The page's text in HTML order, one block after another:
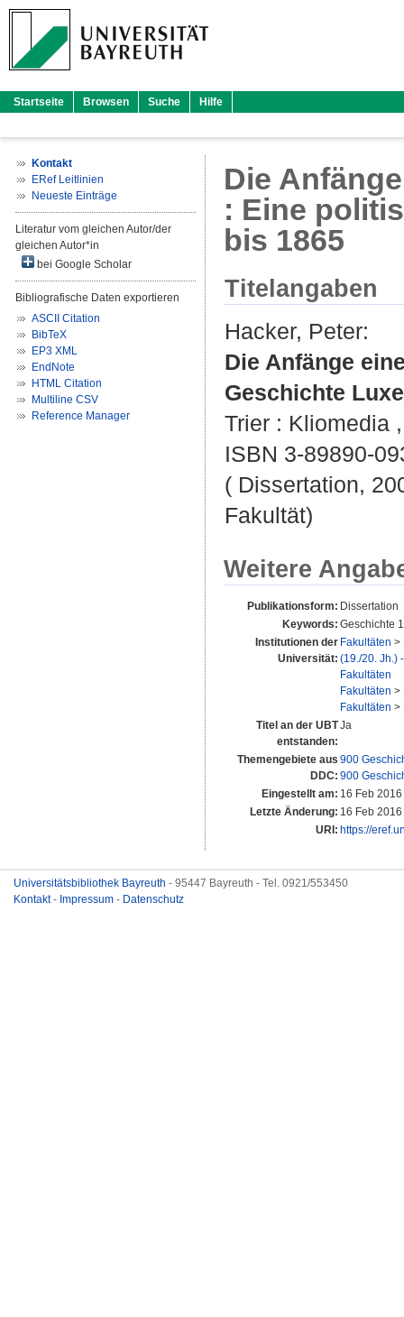
Startseite Browsen Suche Hilfe
Kontakt
ERef Leitlinien
Neueste Einträge
Literatur vom gleichen Autor/der
gleichen Autor*in
bei Google Scholar
Bibliografische Daten exportieren
ASCII Citation
BibTeX
EP3 XML
EndNote
HTML Citation
Multiline CSV
Reference Manager
Die
: Eine
bis 1865
Titelangaben
Hacker, Peter:
Die Anfänge
Geschichte
Trier : Kliomedia
ISBN 3-89890-
( Dissertation,
Fakultät)
Weitere
Publikationsform: Dissertation
Keywords: Geschichte
Institutionen der
Universität:
Fakultäten >
(19./20. Jh.)
Fakultäten
Fakultäten >
Fakultäten >
Titel an der UBT
entstanden:
Ja
Themengebiete aus
DDC:
900
900
Eingestellt am: 16 Feb
Letzte Änderung: 16 Feb
URI: https://
Universitätsbibliothek Bayreuth - 95447 Bayreuth - Tel. 0921/553450
Kontakt- Impressum - Datenschutz